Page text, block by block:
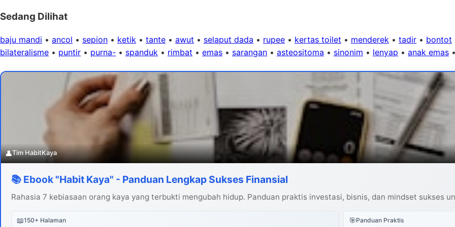
Sedang Dilihat
baju mandi • ancol • sepion • ketik • tante • awut • selaput dada • rupee • kertas toilet • menderek • tadir • bontot
bilateralisme • puntir • purna- • spanduk • rimbat • emas • sarangan • asteositoma • sinonim • lenyap • anak emas •
👤Tim HabitKaya
📚 Ebook "Habit Kaya" - Panduan Lengkap Sukses Finansial
Rahasia 7 kebiasaan orang kaya yang terbukti mengubah hidup. Panduan praktis investasi, bisnis, dan mindset sukses
📖150+ Halaman 🎯Panduan Praktis